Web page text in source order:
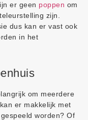
er geen poppen om
zijn.
dus kan er vast ook
in het
om meerdere
er makkelijk met
worden? Of